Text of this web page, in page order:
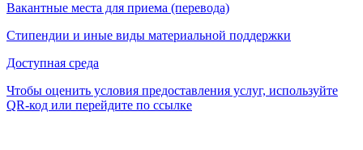
Вакантные места для приема (перевода)
Стипендии и иные виды материальной поддержки
Доступная среда
Чтобы оценить условия предоставления услуг, используйте
QR-код или перейдите по ссылке